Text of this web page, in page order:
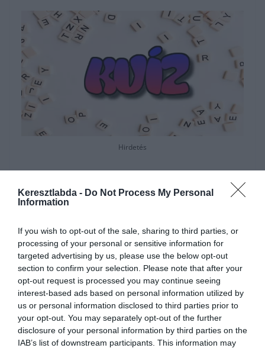
Keresztlabda - Do Not Process My Personal
Information
If you wish to opt-out of the sale, sharing to third parties, or
processing of your personal or sensitive information for
targeted advertising by us, please use the below opt-out
section to confirm your selection. Please note that after your
opt-out request is processed you may continue seeing
interest-based ads based on personal information utilized by
us or personal information disclosed to third parties prior to
your opt-out. You may separately opt-out of the further
disclosure of your personal information by third parties on the
IAB’s list of downstream participants. This information may
Hirdetés
Készen állsz?